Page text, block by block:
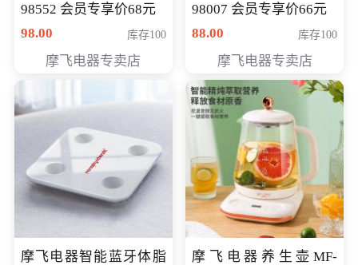
98552 会员专享价68元
98.00
库存100
摩飞电器专卖店
98007 会员专享价66元
88.00
库存100
摩飞电器专卖店
摩飞电器智能蓝牙体脂
摩飞电器养生壶MF-